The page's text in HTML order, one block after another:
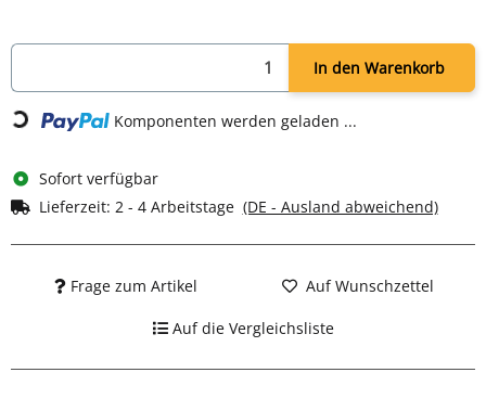
In den Warenkorb
Loading... Komponenten werden geladen ...
Sofort verfügbar
Lieferzeit: 2 - 4 Arbeitstage (DE - Ausland abweichend)
Frage zum Artikel Auf Wunschzettel
Auf die Vergleichsliste